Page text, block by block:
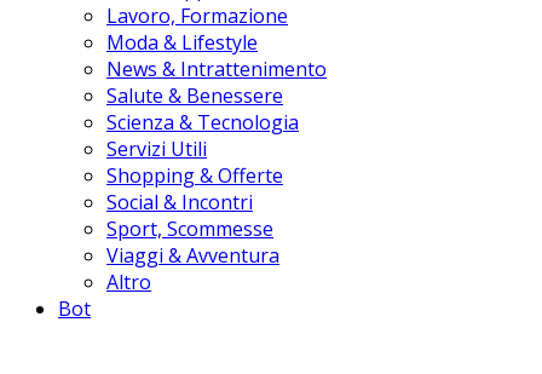
Lavoro, Formazione
Moda & Lifestyle
News & Intrattenimento
Salute & Benessere
Scienza & Tecnologia
Servizi Utili
Shopping & Offerte
Social & Incontri
Sport, Scommesse
Viaggi & Avventura
Altro
Bot